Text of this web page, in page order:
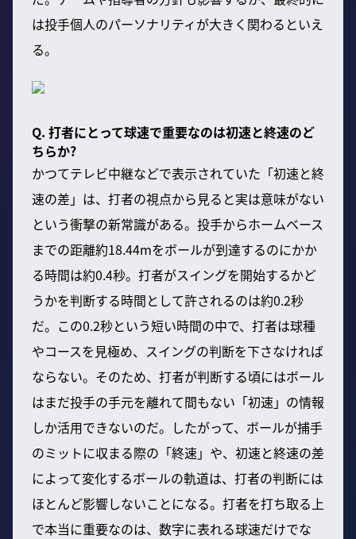
は投手個人のパーソナリティが大きく関わるといえ
る。
Q. 打者にとって球速で重要なのは初速と終速のど
ちらか?
かつてテレビ中継などで表示されていた「初速と終
速の差」は、打者の視点から見ると実は意味がない
という衝撃の新常識がある。投手からホームベース
までの距離約18.44mをボールが到達するのにかか
る時間は約0.4秒。打者がスイングを開始するかど
うかを判断する時間として許されるのは約0.2秒
だ。この0.2秒という短い時間の中で、打者は球種
やコースを見極め、スイングの判断を下さなければ
ならない。そのため、打者が判断する頃にはボール
はまだ投手の手元を離れて間もない「初速」の情報
しか活用できないのだ。したがって、ボールが捕手
のミットに収まる際の「終速」や、初速と終速の差
によって変化するボールの軌道は、打者の判断には
ほとんど影響しないことになる。打者を打ち取る上
で本当に重要なのは、数字に表れる球速だけでな